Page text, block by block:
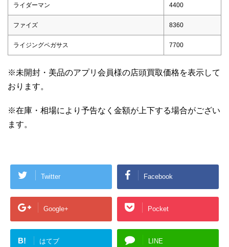
ライダーマン 4400
ファイズ 8360
ライジングペガサス 7700
※未開封・美品のアプリ会員様の店頭買取価格を表示して
おります。
※在庫・相場により予告なく金額が上下する場合がござい
ます。
Twitter Facebook
Google+ Pocket
B! はてブ LINE